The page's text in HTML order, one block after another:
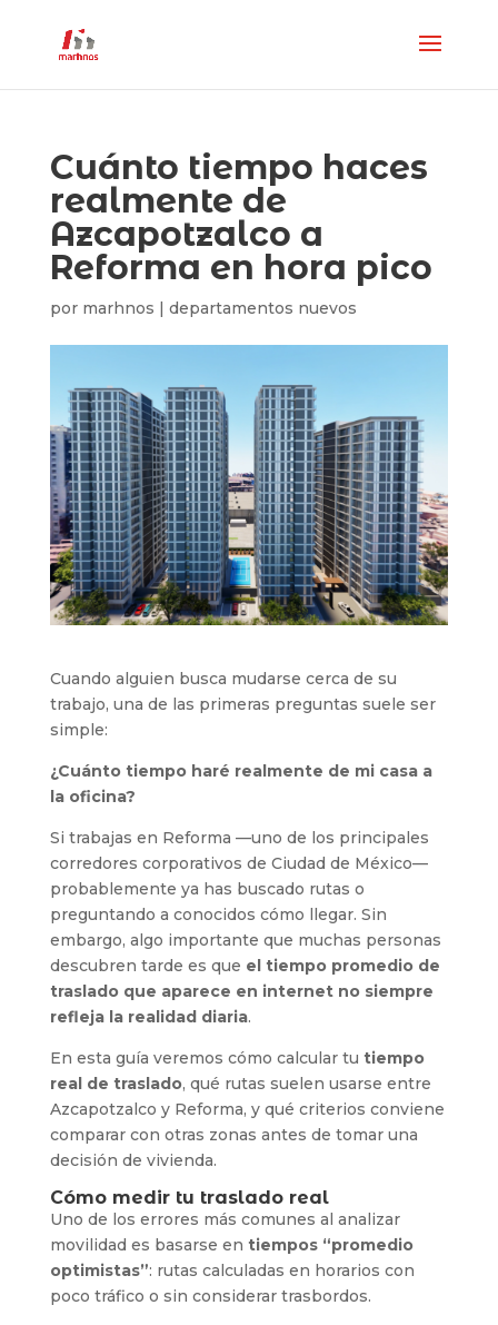
Cuánto tiempo haces
realmente de
Azcapotzalco a
Reforma en hora pico
por marhnos | departamentos nuevos
Cuando alguien busca mudarse cerca de su
trabajo, una de las primeras preguntas suele ser
simple:
¿Cuánto tiempo haré realmente de mi casa a
la oficina?
Si trabajas en Reforma —uno de los principales
corredores corporativos de Ciudad de México—
probablemente ya has buscado rutas o
preguntando a conocidos cómo llegar. Sin
embargo, algo importante que muchas personas
descubren tarde es que el tiempo promedio de
traslado que aparece en internet no siempre
refleja la realidad diaria.
En esta guía veremos cómo calcular tu tiempo
real de traslado, qué rutas suelen usarse entre
Azcapotzalco y Reforma, y qué criterios conviene
comparar con otras zonas antes de tomar una
decisión de vivienda.
Cómo medir tu traslado real
Uno de los errores más comunes al analizar
movilidad es basarse en tiempos “promedio
optimistas”: rutas calculadas en horarios con
poco tráfico o sin considerar trasbordos.